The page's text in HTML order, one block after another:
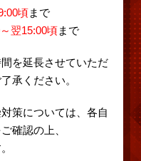
頃まで
翌15:00頃まで
を延長させていただ
承ください。
策については、各自
確認の上、